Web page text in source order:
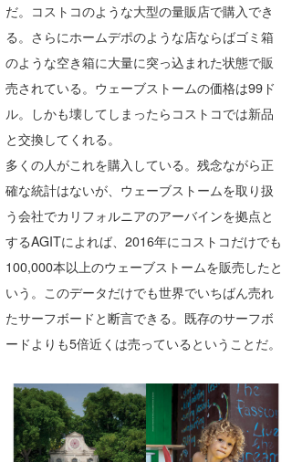
だ。コストコのような大型の量販店で購入でき
る。さらにホームデポのような店ならばゴミ箱
のような空き箱に大量に突っ込まれた状態で販
売されている。ウェーブストームの価格は99ド
ル。しかも壊してしまったらコストコでは新品
と交換してくれる。
多くの人がこれを購入している。残念ながら正
確な統計はないが、ウェーブストームを取り扱
う会社でカリフォルニアのアーバインを拠点と
するAGITによれば、2016年にコストコだけでも
100,000本以上のウェーブストームを販売したと
いう。このデータだけでも世界でいちばん売れ
たサーフボードと断言できる。既存のサーフボ
ードよりも5倍近くは売っているということだ。